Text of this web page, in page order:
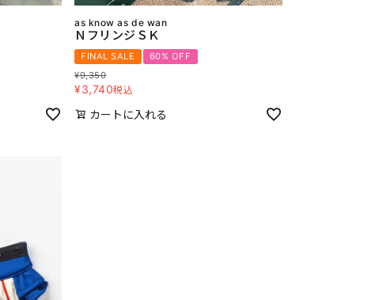
as know as de wan
ＮフリンジＳＫ
FINAL SALE
60% OFF
¥9,350
¥3,740税込
カートに入れる